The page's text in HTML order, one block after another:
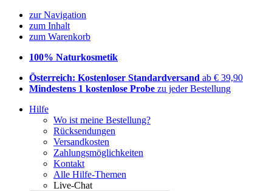
zur Navigation
zum Inhalt
zum Warenkorb
100% Naturkosmetik
Österreich: Kostenloser Standardversand ab € 39,90
Mindestens 1 kostenlose Probe zu jeder Bestellung
Hilfe
Wo ist meine Bestellung?
Rücksendungen
Versandkosten
Zahlungsmöglichkeiten
Kontakt
Alle Hilfe-Themen
Live-Chat